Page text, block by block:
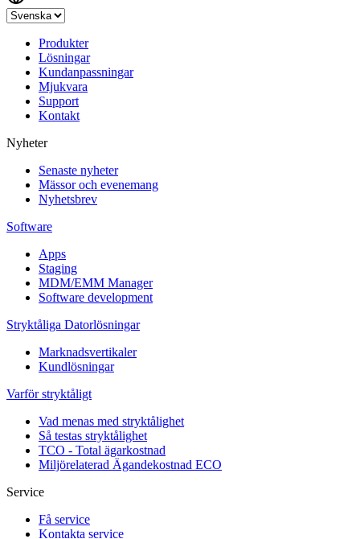
Produkter
Lösningar
Kundanpassningar
Mjukvara
Support
Kontakt
Nyheter
Senaste nyheter
Mässor och evenemang
Nyhetsbrev
Software
Apps
Staging
MDM/EMM Manager
Software development
Stryktåliga Datorlösningar
Marknadsvertikaler
Kundlösningar
Varför stryktåligt
Vad menas med stryktålighet
Så testas stryktålighet
TCO - Total ägarkostnad
Miljörelaterad Ägandekostnad ECO
Service
Få service
Kontakta service